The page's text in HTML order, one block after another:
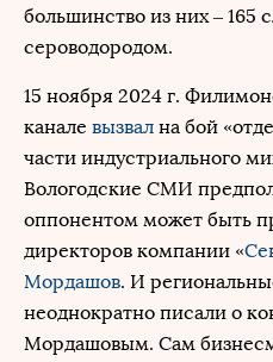
большинство из них – 165
сероводородом.
15 ноября 2024 г.
канале вызвал на бой
части индустриального
Вологодские СМИ
оппонентом может быть
директоров компании «
Мордашов. И
неоднократно писали о
Мордашовым. Сам